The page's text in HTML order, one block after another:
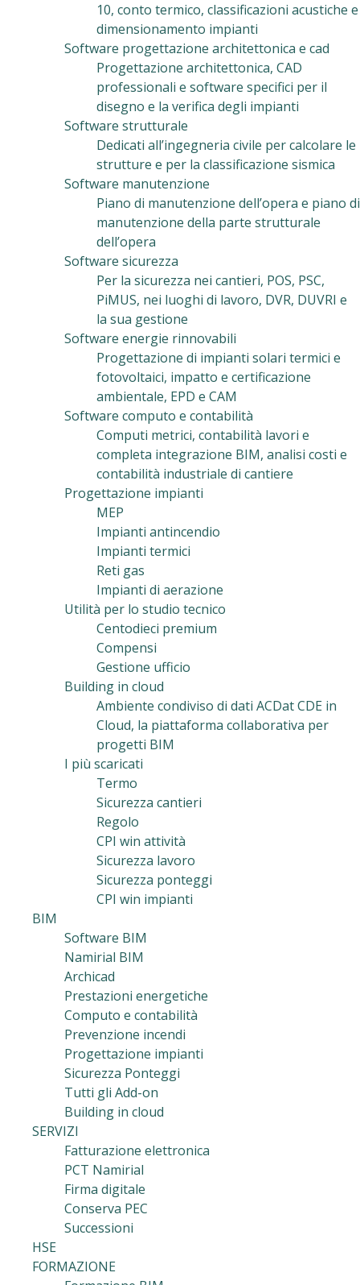
10, conto termico, classificazioni acustiche e
dimensionamento impianti
Software progettazione architettonica e cad
Progettazione architettonica, CAD
professionali e software specifici per il
disegno e la verifica degli impianti
Software strutturale
Dedicati all’ingegneria civile per calcolare le
strutture e per la classificazione sismica
Software manutenzione
Piano di manutenzione dell’opera e piano di
manutenzione della parte strutturale
dell’opera
Software sicurezza
Per la sicurezza nei cantieri, POS, PSC,
PiMUS, nei luoghi di lavoro, DVR, DUVRI e
la sua gestione
Software energie rinnovabili
Progettazione di impianti solari termici e
fotovoltaici, impatto e certificazione
ambientale, EPD e CAM
Software computo e contabilità
Computi metrici, contabilità lavori e
completa integrazione BIM, analisi costi e
contabilità industriale di cantiere
Progettazione impianti
MEP
Impianti antincendio
Impianti termici
Reti gas
Impianti di aerazione
Utilità per lo studio tecnico
Centodieci premium
Compensi
Gestione ufficio
Building in cloud
Ambiente condiviso di dati ACDat CDE in
Cloud, la piattaforma collaborativa per
progetti BIM
I più scaricati
Termo
Sicurezza cantieri
Regolo
CPI win attività
Sicurezza lavoro
Sicurezza ponteggi
CPI win impianti
BIM
Software BIM
Namirial BIM
Archicad
Prestazioni energetiche
Computo e contabilità
Prevenzione incendi
Progettazione impianti
Sicurezza Ponteggi
Tutti gli Add-on
Building in cloud
SERVIZI
Fatturazione elettronica
PCT Namirial
Firma digitale
Conserva PEC
Successioni
HSE
FORMAZIONE